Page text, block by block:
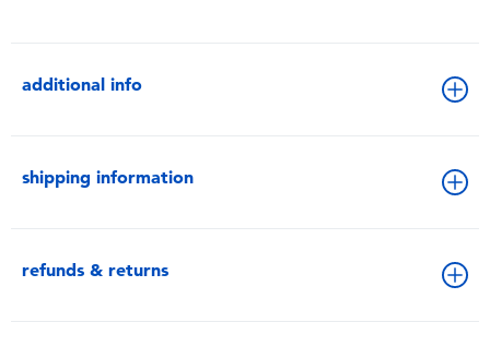
additional info
shipping information
refunds & returns